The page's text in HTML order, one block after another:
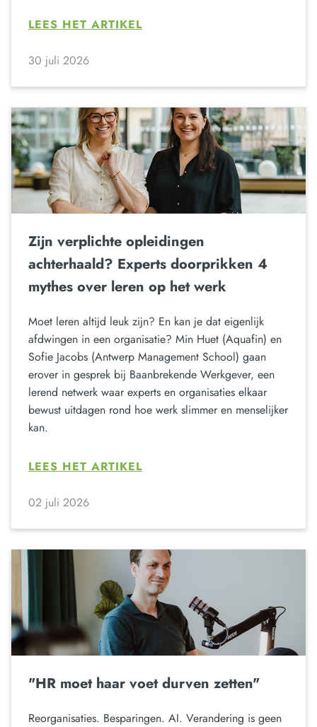
LEES HET ARTIKEL
30 juli 2026
Zijn verplichte opleidingen
achterhaald? Experts doorprikken 4
mythes over leren op het werk
Moet leren altijd leuk zijn? En kan je dat eigenlijk
afdwingen in een organisatie? Min Huet (Aquafin) en
Sofie Jacobs (Antwerp Management School) gaan
erover in gesprek bij Baanbrekende Werkgever, een
lerend netwerk waar experts en organisaties elkaar
bewust uitdagen rond hoe werk slimmer en menselijker
kan.
LEES HET ARTIKEL
02 juli 2026
"HR moet haar voet durven zetten"
Reorganisaties. Besparingen. AI. Verandering is geen